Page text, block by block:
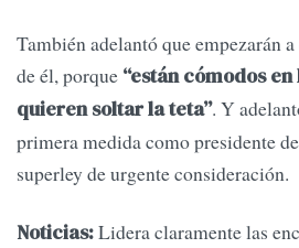
También adelantó que empezarán
de él, porque “están cómodos
quieren soltar la teta”. Y
primera medida como presidente
superley de urgente consideración.
Noticias:Lidera claramente las